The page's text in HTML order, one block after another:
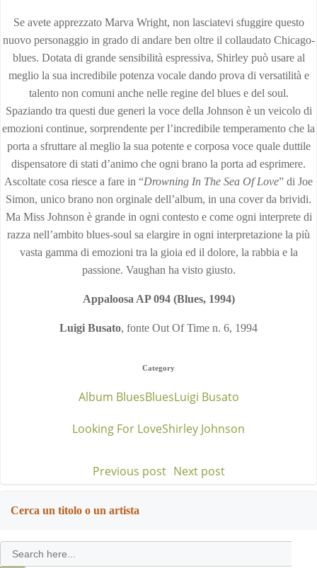
Se avete apprezzato Marva Wright, non lasciatevi sfuggire questo
nuovo personaggio in grado di andare ben oltre il collaudato Chicago-
blues. Dotata di grande sensibilità espressiva, Shirley può usare al
meglio la sua incredibile potenza vocale dando prova di versatilità e
talento non comuni anche nelle regine del blues e del soul.
Spaziando tra questi due generi la voce della Johnson è un veicolo di
emozioni continue, sorprendente per l’incredibile temperamento che la
porta a sfruttare al meglio la sua potente e corposa voce quale duttile
dispensatore di stati d’animo che ogni brano la porta ad esprimere.
Ascoltate cosa riesce a fare in “Drowning In The Sea Of Love” di Joe
Simon, unico brano non orginale dell’album, in una cover da brividi.
Ma Miss Johnson è grande in ogni contesto e come ogni interprete di
razza nell’ambito blues-soul sa elargire in ogni interpretazione la più
vasta gamma di emozioni tra la gioia ed il dolore, la rabbia e la
passione. Vaughan ha visto giusto.
Appaloosa AP 094 (Blues, 1994)
Luigi Busato, fonte Out Of Time n. 6, 1994
Category
Album BluesBluesLuigi Busato
Looking For LoveShirley Johnson
Post
navigation
Previous post Post
Next post
Cerca un titolo o un artista
Search
for: